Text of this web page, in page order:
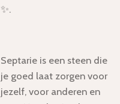
✨.
Septarie is een steen die
je goed laat zorgen voor
jezelf, voor anderen en